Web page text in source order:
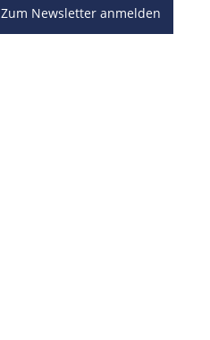
Zum Newsletter anmelden